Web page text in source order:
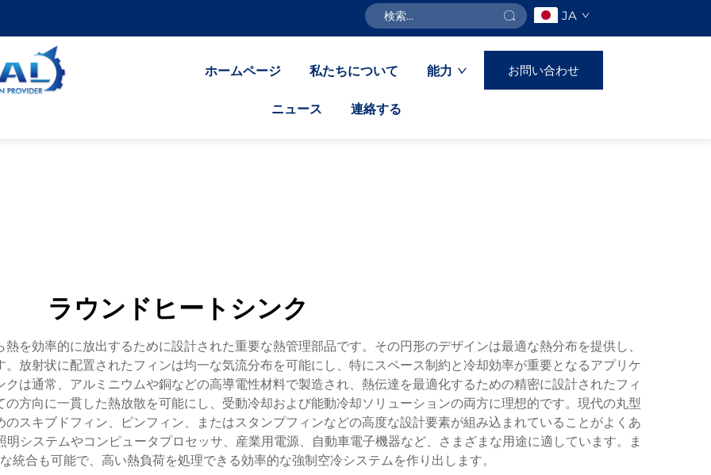
JA
ホームページ 私たちについて 能力
ニュース 連絡する
お問い合わせ
ラウンドヒートシンク
を効率的に放出するために設計された重要な熱管理部品です。その円形のデザインは最適な熱分布を提供し、
放射状に配置されたフィンは均一な気流分布を可能にし、特にスペース制約と冷却効率が重要となるアプリケ
は通常、アルミニウムや銅などの高導電性材料で製造され、熱伝達を最適化するための精密に設計されたフィ
方向に一貫した熱放散を可能にし、受動冷却および能動冷却ソリューションの両方に理想的です。現代の丸型
スキブドフィン、ピンフィン、またはスタンプフィンなどの高度な設計要素が組み込まれていることがよくあ
システムやコンピュータプロセッサ、産業用電源、自動車電子機器など、さまざまな用途に適しています。ま
統合も可能で、高い熱負荷を処理できる効率的な強制空冷システムを作り出します。